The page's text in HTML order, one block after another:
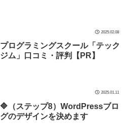
2025.02.08
プログラミングスクール「テック
ジム」口コミ・評判【PR】
2025.01.11
🔷（ステップ8）WordPressブロ
グのデザインを決めます